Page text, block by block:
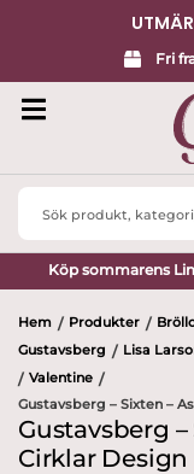
Fri
Search
Köp sommarens
Hem / Produkter /
Gustavsberg / Lisa
/ Valentine /
Gustavsberg – Sixten –
Gustavsberg
Cirklar Design